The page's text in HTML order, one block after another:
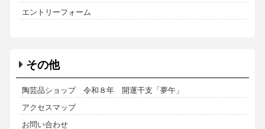
エントリーフォーム
その他
陶芸品ショップ 令和８年 開運干支「夢午」
アクセスマップ
お問い合わせ